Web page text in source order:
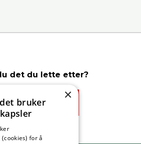
det du lette etter?
Ja
×
bruker
for å